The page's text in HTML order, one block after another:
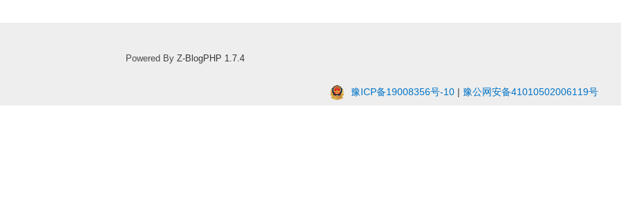
Powered By Z-BlogPHP 1.7.4
豫ICP备19008356号-10 | 豫公网安备41010502006119号